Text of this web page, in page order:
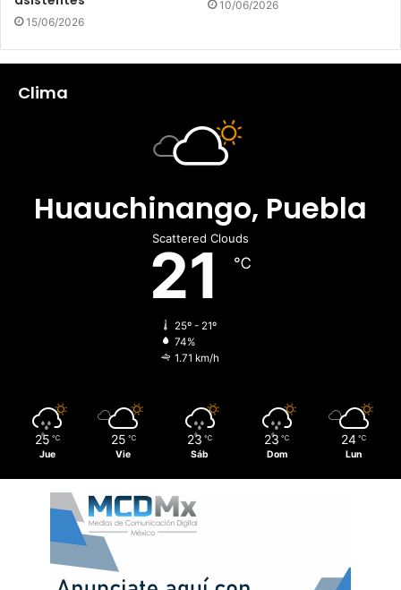
15/06/2026
10/06/2026
Clima
Huauchinango, Puebla
Scattered Clouds
21 ℃
25º - 21º
74%
1.71 km/h
25 ℃
Jue
25 ℃
Vie
23 ℃
Sáb
23 ℃
Dom
24 ℃
Lun